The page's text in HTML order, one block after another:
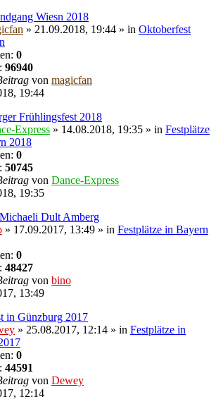
Wiesn 2018
» 21.09.2018, 19:44 » in Oktoberfest
0
96940
von magicfan
19:44
Frühlingsfest 2018
Express » 14.08.2018, 19:35 » in Festplätze
2018
0
50745
von Dance-Express
19:35
Dult Amberg
» 17.09.2017, 13:49 » in Festplätze in Bayern
0
48427
von bino
13:49
in Günzburg 2017
» 25.08.2017, 12:14 » in Festplätze in
0
44591
von Dewey
12:14